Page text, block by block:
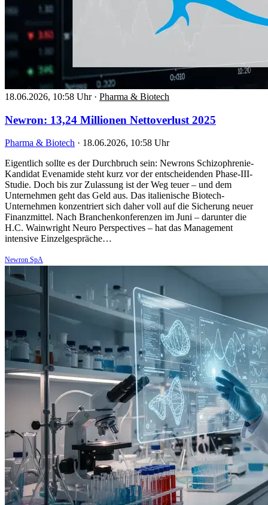
18.06.2026, 10:58 Uhr · Pharma & Biotech
Newron: 13,24 Millionen Nettoverlust 2025
Pharma & Biotech · 18.06.2026, 10:58 Uhr
Eigentlich sollte es der Durchbruch sein: Newrons Schizophrenie-
Kandidat Evenamide steht kurz vor der entscheidenden Phase-III-
Studie. Doch bis zur Zulassung ist der Weg teuer – und dem
Unternehmen geht das Geld aus. Das italienische Biotech-
Unternehmen konzentriert sich daher voll auf die Sicherung neuer
Finanzmittel. Nach Branchenkonferenzen im Juni – darunter die
H.C. Wainwright Neuro Perspectives – hat das Management
intensive Einzelgespräche…
Newron SpA